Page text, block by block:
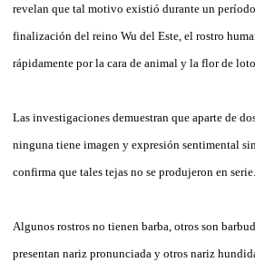
revelan que tal motivo existió durante un
finalización del reino Wu del Este, el rostro
rápidamente por la cara de animal y la flor de loto.
Las investigaciones demuestran que aparte de
ninguna tiene imagen y expresión sentimental
confirma que tales tejas no se produjeron en serie.
Algunos rostros no tienen barba, otros son
presentan nariz pronunciada y otros nariz